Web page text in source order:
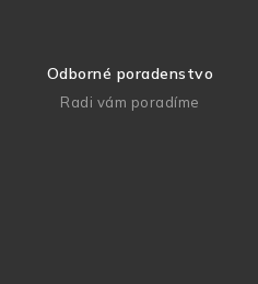
Odborné poradenstvo
Radi vám poradíme